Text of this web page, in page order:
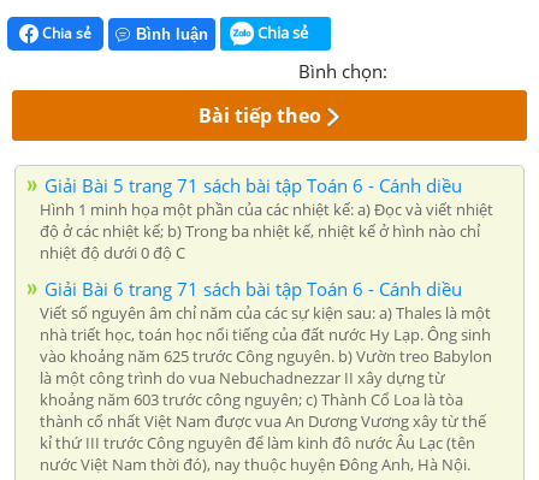
Chia sẻ Bình luận Chia sẻ
Bình chọn:
Bài tiếp theo
Giải Bài 5 trang 71 sách bài tập Toán 6 - Cánh diều
Hình 1 minh họa một phần của các nhiệt kế: a) Đọc và viết nhiệt
độ ở các nhiệt kế; b) Trong ba nhiệt kế, nhiệt kế ở hình nào chỉ
nhiệt độ dưới 0 độ C
Giải Bài 6 trang 71 sách bài tập Toán 6 - Cánh diều
Viết số nguyên âm chỉ năm của các sự kiện sau: a) Thales là một
nhà triết học, toán học nổi tiếng của đất nước Hy Lạp. Ông sinh
vào khoảng năm 625 trước Công nguyên. b) Vườn treo Babylon
là một công trình do vua Nebuchadnezzar II xây dựng từ
khoảng năm 603 trước công nguyên; c) Thành Cổ Loa là tòa
thành cổ nhất Việt Nam được vua An Dương Vương xây từ thế
kỉ thứ III trước Công nguyên để làm kinh đô nước Âu Lạc (tên
nước Việt Nam thời đó), nay thuộc huyện Đông Anh, Hà Nội.